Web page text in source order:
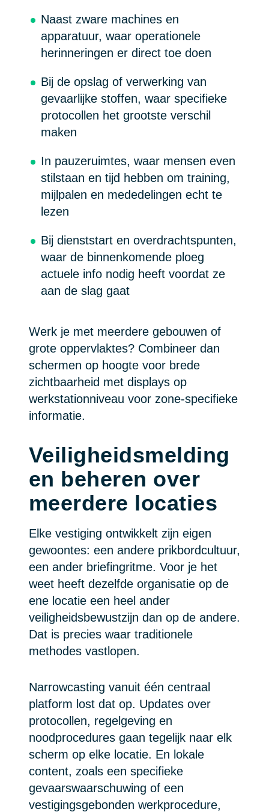
Naast zware machines en
apparatuur, waar operationele
herinneringen er direct toe doen
Bij de opslag of verwerking van
gevaarlijke stoffen, waar specifieke
protocollen het grootste verschil
maken
In pauzeruimtes, waar mensen even
stilstaan en tijd hebben om training,
mijlpalen en mededelingen echt te
lezen
Bij dienststart en overdrachtspunten,
waar de binnenkomende ploeg
actuele info nodig heeft voordat ze
aan de slag gaat
Werk je met meerdere gebouwen of
grote oppervlaktes? Combineer dan
schermen op hoogte voor brede
zichtbaarheid met displays op
werkstationniveau voor zone-specifieke
informatie.
Veiligheidsmelding
en beheren over
meerdere locaties
Elke vestiging ontwikkelt zijn eigen
gewoontes: een andere prikbordcultuur,
een ander briefingritme. Voor je het
weet heeft dezelfde organisatie op de
ene locatie een heel ander
veiligheidsbewustzijn dan op de andere.
Dat is precies waar traditionele
methodes vastlopen.
Narrowcasting vanuit één centraal
platform lost dat op. Updates over
protocollen, regelgeving en
noodprocedures gaan tegelijk naar elk
scherm op elke locatie. En lokale
content, zoals een specifieke
gevaarswaarschuwing of een
vestigingsgebonden werkprocedure,